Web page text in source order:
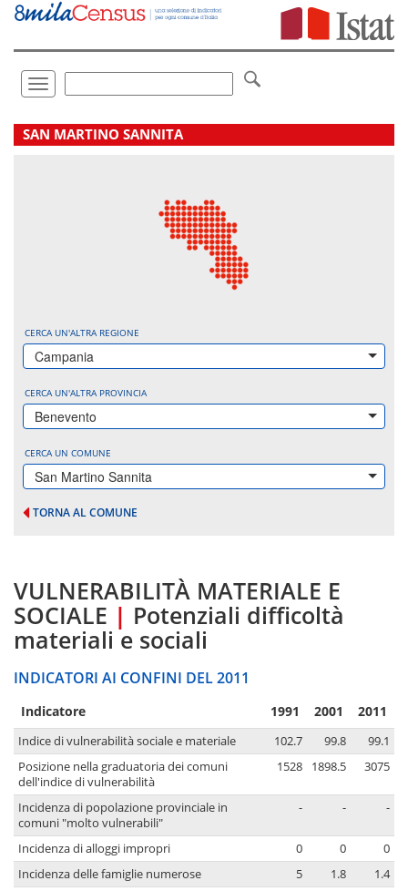
Vai
direttamente
Toggle
navigation
.
SAN MARTINO SANNITA
CERCA UN'ALTRA REGIONE
Campania
CERCA UN'ALTRA PROVINCIA
Benevento
CERCA UN COMUNE
San Martino Sannita
TORNA AL COMUNE
VULNERABILITÀ MATERIALE E
SOCIALE | Potenziali difficoltà
materiali e sociali
INDICATORI AI CONFINI DEL 2011
Indicatore 1991 2001 2011
Indice di vulnerabilità sociale e materiale 102.7 99.8
99.1
Posizione nella graduatoria dei comuni
dell'indice di vulnerabilità
1528 1898.5 3075
Incidenza di popolazione provinciale in
comuni "molto vulnerabili"
- - -
Incidenza di alloggi impropri 0 0
0
Incidenza delle famiglie numerose
5 1.8
1.4